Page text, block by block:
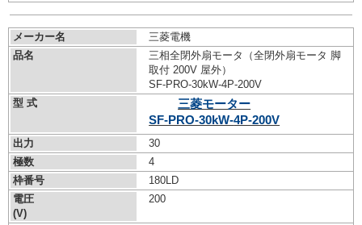
メーカー名
三菱電機
品名
三相全閉外扇モータ（全閉外扇モータ 脚
取付 200V 屋外）
SF-PRO-30kW-4P-200V
型 式
三菱モーター
SF-PRO-30kW-4P-200V
出力
30
極数
4
枠番号
180LD
電圧
(V)
200